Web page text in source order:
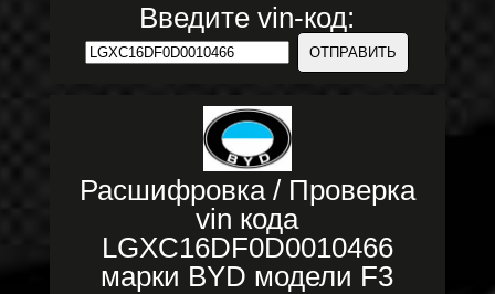
Введите vin-код:
Расшифровка / Проверка
vin кода
LGXC16DF0D0010466
марки BYD модели F3